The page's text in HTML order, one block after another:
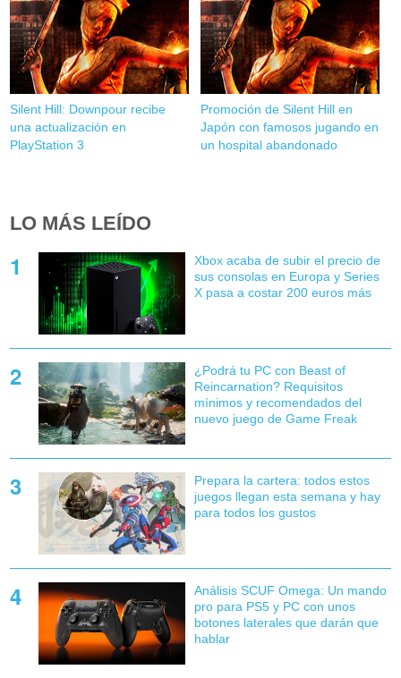
Silent Hill: Downpour recibe
una actualización en
PlayStation 3
Promoción de Silent Hill en
Japón con famosos jugando en
un hospital abandonado
LO MÁS LEÍDO
Xbox acaba de subir el precio de
sus consolas en Europa y Series
X pasa a costar 200 euros más
¿Podrá tu PC con Beast of
Reincarnation? Requisitos
mínimos y recomendados del
nuevo juego de Game Freak
Prepara la cartera: todos estos
juegos llegan esta semana y hay
para todos los gustos
Análisis SCUF Omega: Un mando
pro para PS5 y PC con unos
botones laterales que darán que
hablar